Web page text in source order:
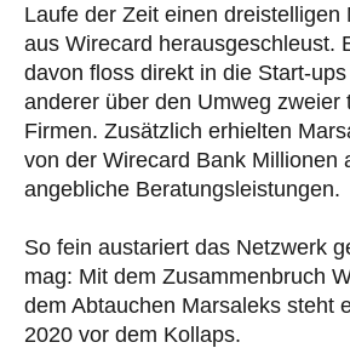
Laufe der Zeit einen dreistelligen
aus Wirecard herausgeschleust.
davon floss direkt in die Start-
anderer über den Umweg zweier
Firmen. Zusätzlich erhielten
von der Wirecard Bank Millionen
angebliche Beratungsleistungen.
So fein austariert das Netzwerk
mag: Mit dem Zusammenbruch
dem Abtauchen Marsaleks steht
2020 vor dem Kollaps.